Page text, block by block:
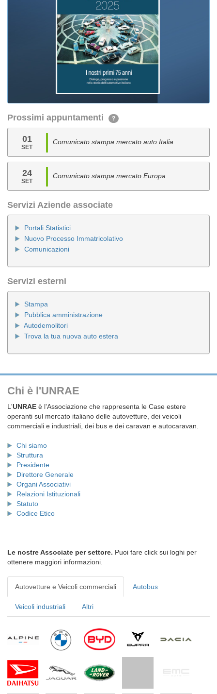
Prossimi appuntamenti ?
01
SET
Comunicato stampa mercato auto Italia
24
SET
Comunicato stampa mercato Europa
Servizi Aziende associate
Portali Statistici
Nuovo Processo Immatricolativo
Comunicazioni
Servizi esterni
Stampa
Pubblica amministrazione
Autodemolitori
Trova la tua nuova auto estera
Chi è l'UNRAE
L'UNRAE è l'Associazione che rappresenta le Case estere
operanti sul mercato italiano delle autovetture, dei veicoli
commerciali e industriali, dei bus e dei caravan e autocaravan.
Chi siamo
Struttura
Presidente
Direttore Generale
Organi Associativi
Relazioni Istituzionali
Statuto
Codice Etico
Le nostre Associate per settore. Puoi fare click sui loghi per
ottenere maggiori informazioni.
Autovetture e Veicoli commerciali Autobus
Veicoli industriali Altri